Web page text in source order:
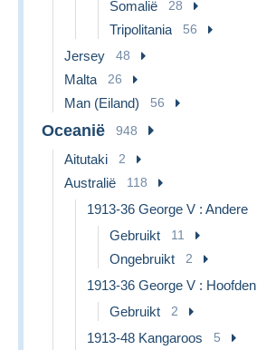
Somalië 28
Tripolitania 56
Jersey 48
Malta 26
Man (Eiland) 56
Oceanië 948
Aitutaki 2
Australië 118
1913-36 George V : Andere
Gebruikt 11
Ongebruikt 2
1913-36 George V : Hoofden
Gebruikt 2
1913-48 Kangaroos 5